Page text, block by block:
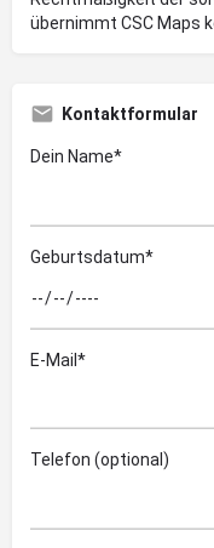
übernimmt CSC Maps
Kontaktformular
Dein Name*
Geburtsdatum*
E-Mail*
Telefon (optional)